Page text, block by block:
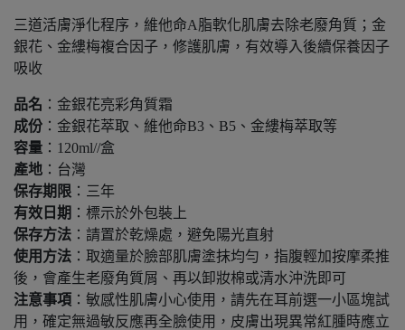
三道活膚淨化程序，維他命A脂軟化肌膚去除老廢角質；金
銀花、金縷梅複合因子，修護肌膚，有效導入後續保養因子
吸收
品名 ：金銀花亮彩角質霜
成份 ：金銀花萃取、維他命B3、B5、金縷梅萃取等
容量 ：120ml//盒
產地 ：台灣
保存期限 ：三年
有效日期 ：標示於外包裝上
保存方法 ：請置於乾燥處，避免陽光直射
使用方法 ：取適量於臉部肌膚塗抹均勻，指腹輕加按摩柔推
後，會產生老廢角質屑、再以卸妝棉或清水沖洗即可
注意事項 ：敏感性肌膚小心使用，請先在耳前選一小區塊試
用，確定無過敏反應再全臉使用，皮膚出現異常紅腫時應立